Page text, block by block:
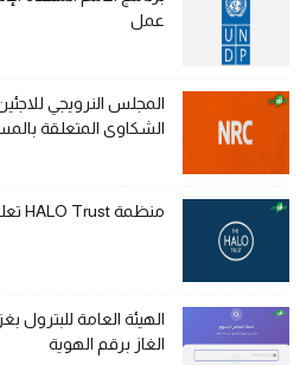
عمل
الشكاوى المتعلقة
منظمة HALO Trust تعلن عن وظائف شاغرة
الهيئة العامة
الغاز برقم الهوية